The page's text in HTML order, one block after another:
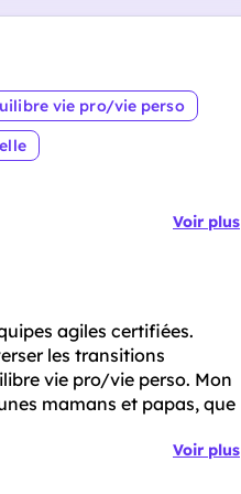
vie pro/vie perso
Voir plus
agiles certifiées.
les transitions
vie pro/vie perso. Mon
mamans et papas, que
Voir plus